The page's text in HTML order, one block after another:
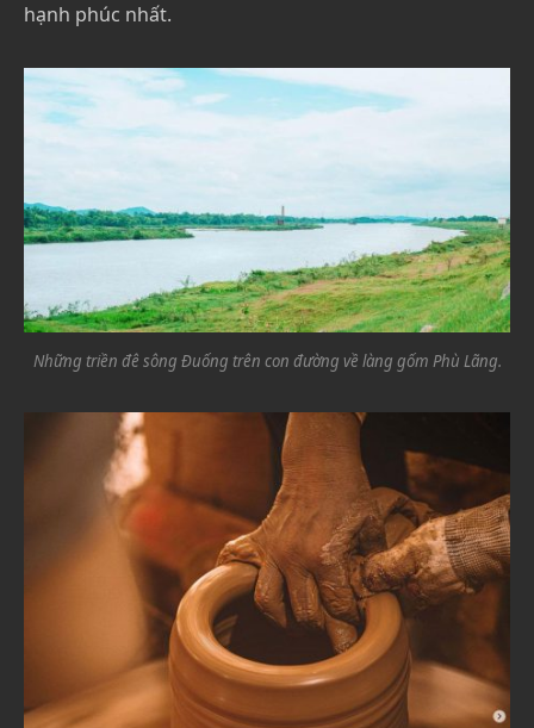
hạnh phúc nhất.
Những triền đê sông Đuống trên con đường về làng gốm Phù Lãng.